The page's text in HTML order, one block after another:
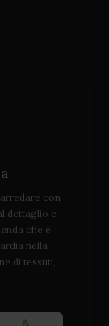
con
dettaglio e
che è
nella
di tessuti,